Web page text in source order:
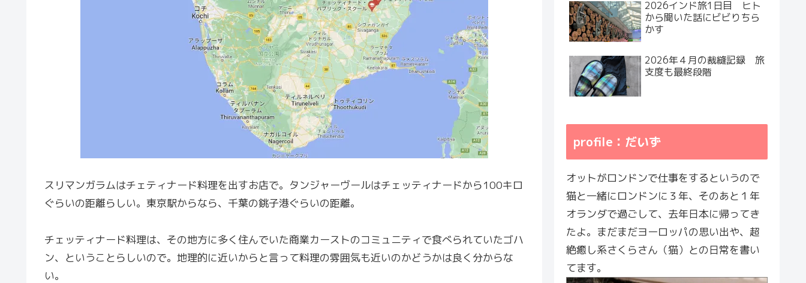
スリマンガラムはチェティナード料理を出すお店で。タンジャーヴールはチェッティナードから100キロ
ぐらいの距離らしい。東京駅からなら、千葉の銚子港ぐらいの距離。
チェッティナード料理は、その地方に多く住んでいた商業カーストのコミュニティで食べられていたゴハ
ン、ということらしいので。地理的に近いからと言って料理の雰囲気も近いのかどうかは良く分からな
い。
2026インド旅1日目 ヒト
から聞いた話にビビりちら
かす
2026年４月の裁縫記録 旅
支度も最終段階
profile：だいず
オットがロンドンで仕事をするというので
猫と一緒にロンドンに３年、そのあと１年
オランダで過ごして、去年日本に帰ってき
たよ。まだまだヨーロッパの思い出や、超
絶癒し系さくらさん（猫）との日常を書い
てます。